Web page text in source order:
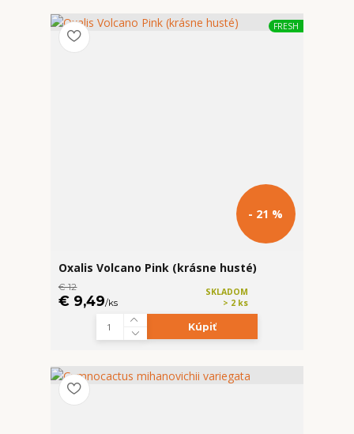
FRESH
- 21 %
Oxalis Volcano Pink (krásne husté)
€ 12
€ 9,49/ks
SKLADOM
> 2 ks
Kúpiť